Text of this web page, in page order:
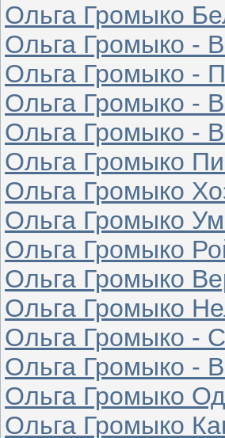
Ольга Громыко
Ольга Громыко -
Ольга Громыко -
Ольга Громыко -
Ольга Громыко -
Ольга Громыко
Ольга Громыко
Ольга Громыко
Ольга Громыко
Ольга Громыко
Ольга Громыко
Ольга Громыко -
Ольга Громыко -
Ольга Громыко
Ольга Громыко